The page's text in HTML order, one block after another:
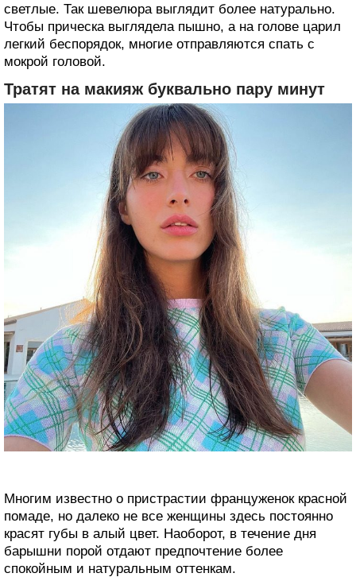
светлые. Так шевелюра выглядит более натурально.
Чтобы прическа выглядела пышно, а на голове царил
легкий беспорядок, многие отправляются спать с
мокрой головой.
Тратят на макияж буквально пару минут
Многим известно о пристрастии француженок красной
помаде, но далеко не все женщины здесь постоянно
красят губы в алый цвет. Наоборот, в течение дня
барышни порой отдают предпочтение более
спокойным и натуральным оттенкам.